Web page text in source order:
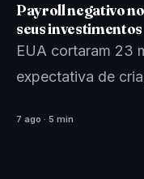
Payroll negativo
seus investimentos
EUA cortaram 23
expectativa de
7 ago · 5 min